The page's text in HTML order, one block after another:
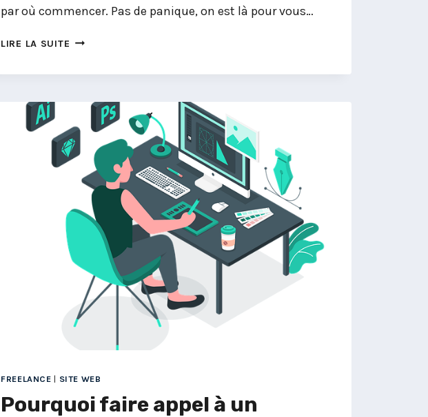
par où commencer. Pas de panique, on est là pour vous…
LIRE LA SUITE WEBDESIGNER
:
GUIDE
ULTIME
POUR
TROUVER
COLLABORER
AVEC
UN
EXPERT
DESIGN
DIGITAL
FREELANCE | SITE WEB
Pourquoi faire appel à un